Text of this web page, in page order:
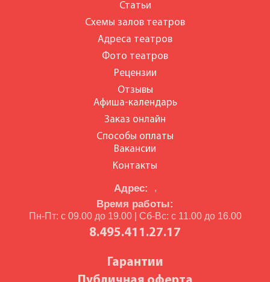
Адрес: ,
Время работы:
Пн-Пт: с 09.00 до 19.00 | Сб-Вс: с 11.00 до 16.00
8.495.411.27.17
Гарантии
Статьи
Схемы залов театров
Адреса театров
Фото театров
Рецензии
Отзывы
Афиша-календарь
Заказ онлайн
Способы оплаты
Вакансии
Контакты